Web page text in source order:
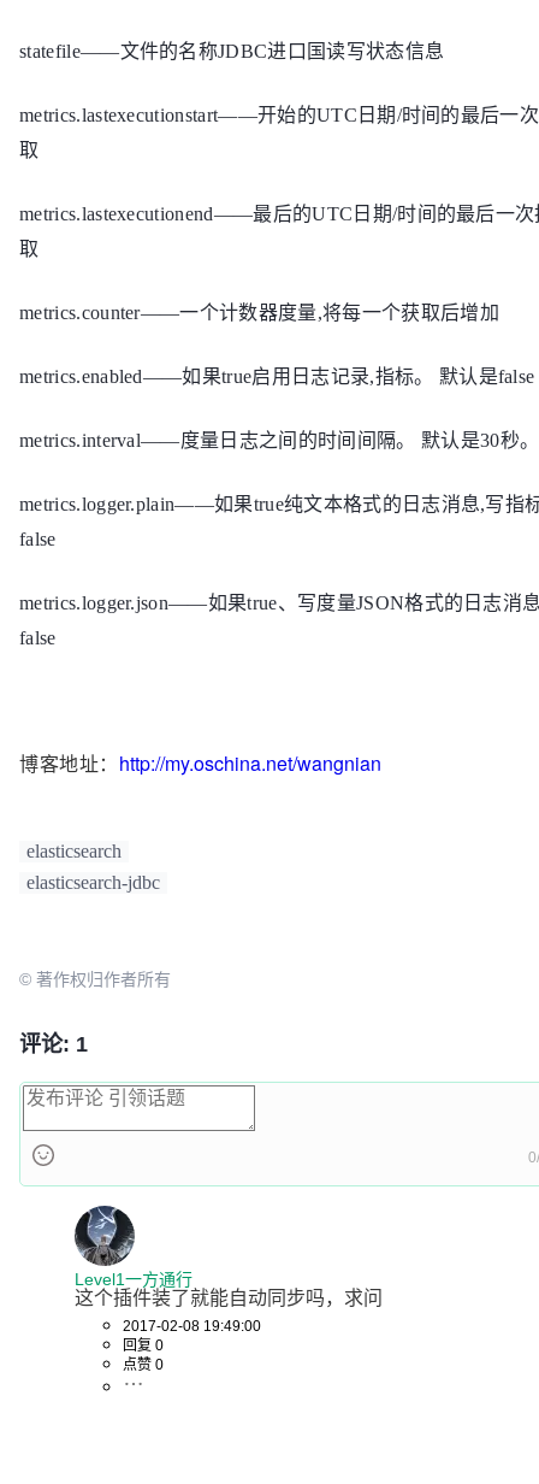
statefile——文件的名称JDBC进口国读写状态信息
metrics.lastexecutionstart——开始的UTC日期/时间的最后一
取
metrics.lastexecutionend——最后的UTC日期/时间的最后一
取
metrics.counter——一个计数器度量,将每一个获取后增加
metrics.enabled——如果true启用日志记录,指标。 默认是false
metrics.interval——度量日志之间的时间间隔。 默认是30秒。
metrics.logger.plain——如果true纯文本格式的日志消息,写指
false
metrics.logger.json——如果true、写度量JSON格式的日志消
false
博客地址： http://my.oschina.net/wangnian
elasticsearch
elasticsearch-jdbc
© 著作权归作者所有
评论: 1
Level1一方通行
这个插件装了就能自动同步吗，求问
2017-02-08 19:49:00
回复 0
点赞 0